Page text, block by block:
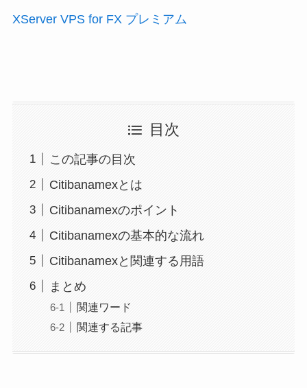
XServer VPS for FX プレミアム
目次
この記事の目次
Citibanamexとは
Citibanamexのポイント
Citibanamexの基本的な流れ
Citibanamexと関連する用語
まとめ
関連ワード
関連する記事